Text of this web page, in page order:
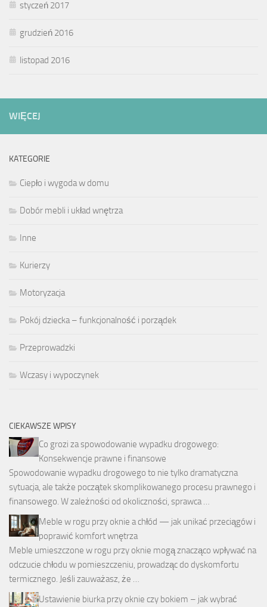
styczeń 2017
grudzień 2016
listopad 2016
WIĘCEJ
KATEGORIE
Ciepło i wygoda w domu
Dobór mebli i układ wnętrza
Inne
Kurierzy
Motoryzacja
Pokój dziecka – funkcjonalność i porządek
Przeprowadzki
Wczasy i wypoczynek
CIEKAWSZE WPISY
Co grozi za spowodowanie wypadku drogowego:
Konsekwencje prawne i finansowe
Spowodowanie wypadku drogowego to nie tylko dramatyczna
sytuacja, ale także początek skomplikowanego procesu prawnego i
finansowego. W zależności od okoliczności, sprawca …
Meble w rogu przy oknie a chłód — jak unikać przeciągów i
poprawić komfort wnętrza
Meble umieszczone w rogu przy oknie mogą znacząco wpływać na
odczucie chłodu w pomieszczeniu, prowadząc do dyskomfortu
termicznego. Jeśli zauważasz, że …
Ustawienie biurka przy oknie czy bokiem – jak wybrać